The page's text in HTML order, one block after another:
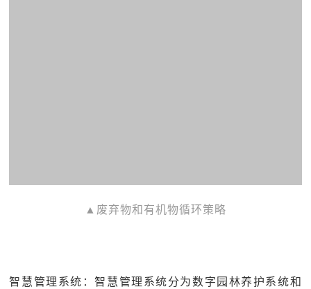
▲废弃物和有机物循环策略
智慧管理系统：智慧管理系统分为数字园林养护系统和